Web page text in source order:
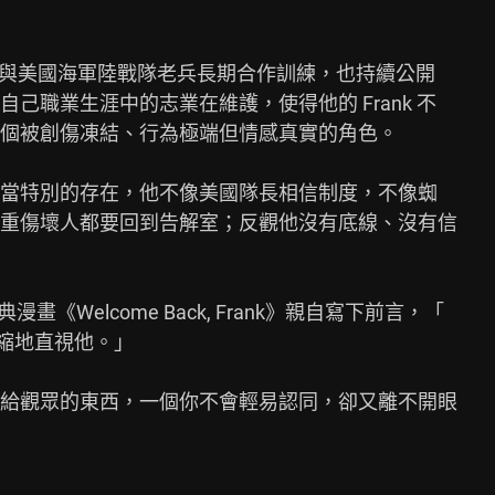
美國海軍陸戰隊老兵長期合作訓練，也持續公開
己職業生涯中的志業在維護，使得他的 Frank 不
被創傷凍結、行為極端但情感真實的角色。
特別的存在，他不像美國隊長相信制度，不像蜘
傷壞人都要回到告解室；反觀他沒有底線、沒有信
漫畫《Welcome Back, Frank》親自寫下前言，「
直視他。」
觀眾的東西，一個你不會輕易認同，卻又離不開眼